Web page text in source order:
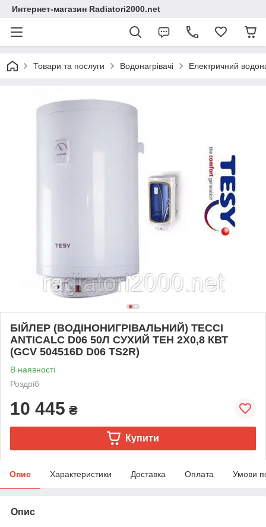
Интернет-магазин Radiatori2000.net
Товари та послуги Водонагрівачі Електричний
БІЙЛЕР (ВОДІНОНИГРІВАЛЬНИЙ) ТЕССІ
ANTICALC D06 50Л СУХИЙ ТЕН 2Х0,8 КВТ
(GCV 504516D D06 TS2R)
В наявності
Роздріб
10 445 ₴
Купити
Опис Характеристики Доставка Оплата Умови
Опис